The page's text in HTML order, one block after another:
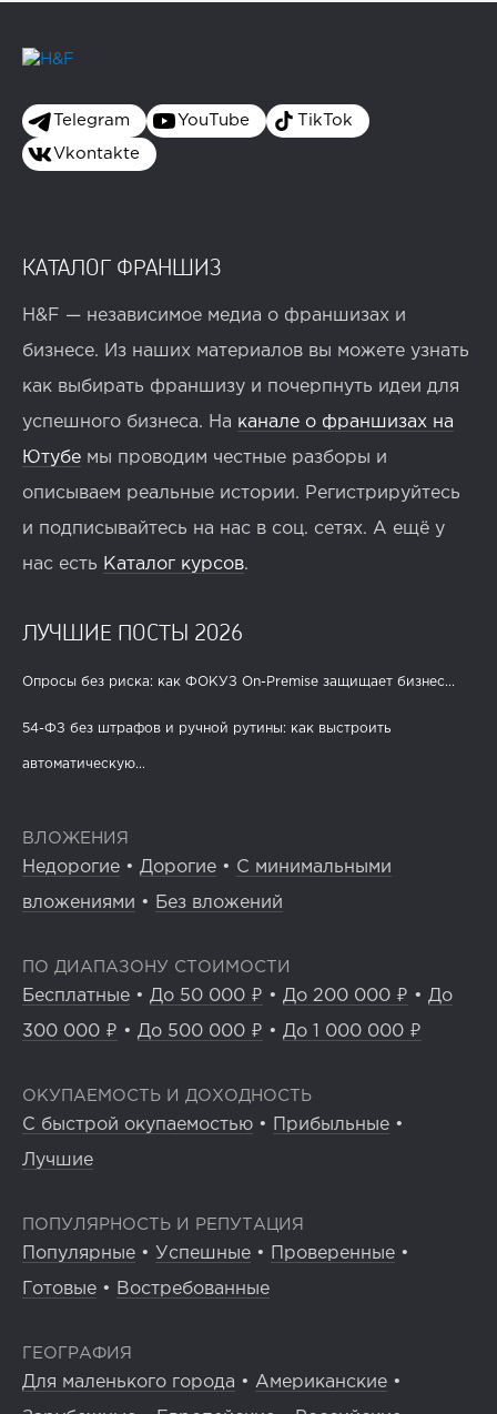
Telegram YouTube TikTok
Vkontakte
КАТАЛОГ ФРАНШИЗ
H&F — независимое медиа о франшизах и
бизнесе. Из наших материалов вы можете узнать
как выбирать франшизу и почерпнуть идеи для
успешного бизнеса. На канале о франшизах на
Ютубе мы проводим честные разборы и
описываем реальные истории. Регистрируйтесь
и подписывайтесь на нас в соц. сетях. А ещё у
нас есть Каталог курсов.
ЛУЧШИЕ ПОСТЫ 2026
Опросы без риска: как ФОКУЗ On-Premise защищает бизнес...
54-ФЗ без штрафов и ручной рутины: как выстроить
автоматическую...
ВЛОЖЕНИЯ
Недорогие • Дорогие • С минимальными
вложениями • Без вложений
ПО ДИАПАЗОНУ СТОИМОСТИ
Бесплатные • До 50 000 ₽ • До 200 000 ₽ • До
300 000 ₽ • До 500 000 ₽ • До 1 000 000 ₽
ОКУПАЕМОСТЬ И ДОХОДНОСТЬ
С быстрой окупаемостью • Прибыльные •
Лучшие
ПОПУЛЯРНОСТЬ И РЕПУТАЦИЯ
Популярные • Успешные • Проверенные •
Готовые • Востребованные
ГЕОГРАФИЯ
Для маленького города • Американские •